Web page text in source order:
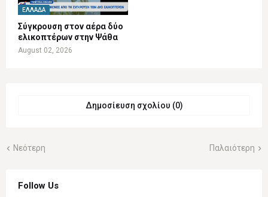
ΕΛΛΆΔΑ
Σύγκρουση στον αέρα δύο
ελικοπτέρων στην Ψάθα
August 02, 2026
Δημοσίευση σχολίου (0)
Νεότερη Παλαιότερη
Follow Us